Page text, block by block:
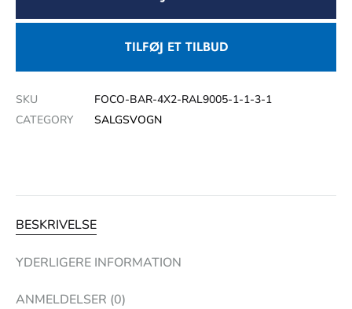
TILFØJ ET TILBUD
SKU
FOCO-BAR-4X2-RAL9005-1-1-3-1
CATEGORY
SALGSVOGN
BESKRIVELSE
YDERLIGERE INFORMATION
ANMELDELSER (0)